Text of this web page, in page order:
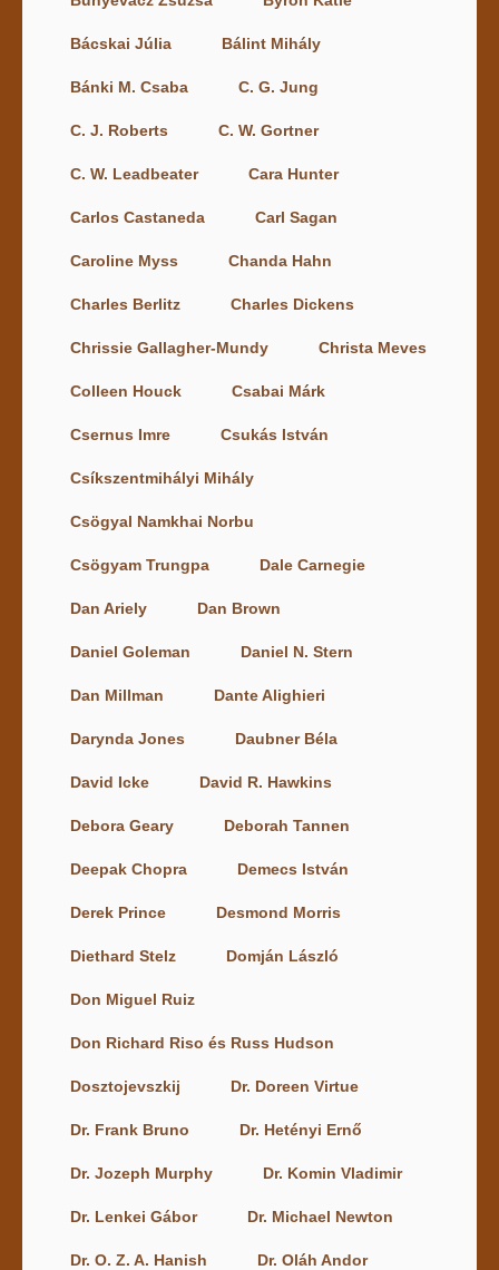
Bácskai Júlia Bálint Mihály
Bánki M. Csaba C. G. Jung
C. J. Roberts C. W. Gortner
C. W. Leadbeater Cara Hunter
Carlos Castaneda Carl Sagan
Caroline Myss Chanda Hahn
Charles Berlitz Charles Dickens
Chrissie Gallagher-Mundy Christa Meves
Colleen Houck Csabai Márk
Csernus Imre Csukás István
Csíkszentmihályi Mihály
Csögyal Namkhai Norbu
Csögyam Trungpa Dale Carnegie
Dan Ariely Dan Brown
Daniel Goleman Daniel N. Stern
Dan Millman Dante Alighieri
Darynda Jones Daubner Béla
David Icke David R. Hawkins
Debora Geary Deborah Tannen
Deepak Chopra Demecs István
Derek Prince Desmond Morris
Diethard Stelz Domján László
Don Miguel Ruiz
Don Richard Riso és Russ Hudson
Dosztojevszkij Dr. Doreen Virtue
Dr. Frank Bruno Dr. Hetényi Ernő
Dr. Jozeph Murphy Dr. Komin Vladimir
Dr. Lenkei Gábor Dr. Michael Newton
Dr. O. Z. A. Hanish Dr. Oláh Andor